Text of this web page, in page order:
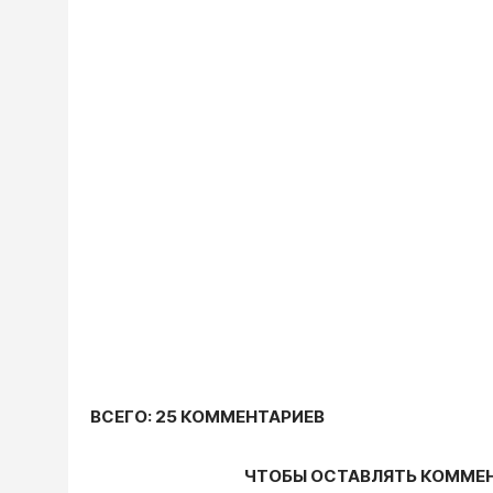
ВСЕГО: 25 КОММЕНТАРИЕВ
ЧТОБЫ ОСТАВЛЯТЬ